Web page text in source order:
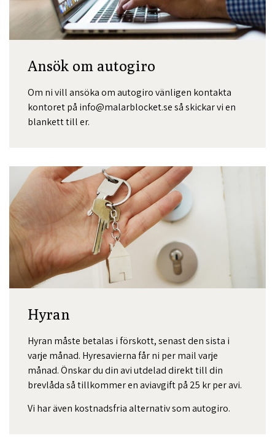
Ansök om autogiro
Om ni vill ansöka om autogiro vänligen kontakta
kontoret på info@malarblocket.se så skickar vi en
blankett till er.
Hyran
Hyran måste betalas i förskott, senast den sista i
varje månad. Hyresavierna får ni per mail varje
månad. Önskar du din avi utdelad direkt till din
brevlåda så tillkommer en aviavgift på 25 kr per avi.
Vi har även kostnadsfria alternativ som autogiro.